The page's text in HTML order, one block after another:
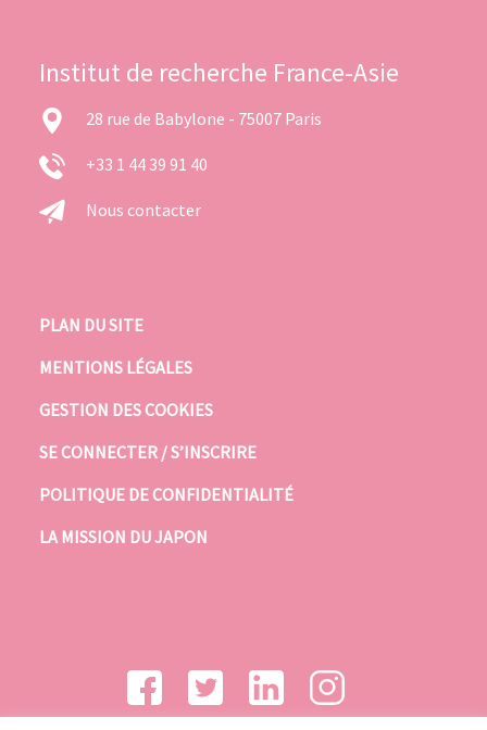
Institut de recherche France-Asie
28 rue de Babylone - 75007 Paris
+33 1 44 39 91 40
Nous contacter
PLAN DU SITE
MENTIONS LÉGALES
GESTION DES COOKIES
SE CONNECTER / S’INSCRIRE
POLITIQUE DE CONFIDENTIALITÉ
LA MISSION DU JAPON